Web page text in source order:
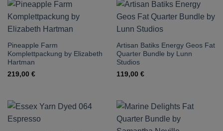
Pineapple Farm
Komplettpackung by Elizabeth
Hartman
219,00 €
Artisan Batiks Energy Geos Fat
Quarter Bundle by Lunn
Studios
119,00 €